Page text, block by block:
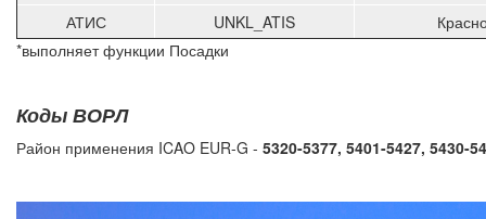
АТИС
UNKL_ATIS
*выполняет функции Посадки
Коды ВОРЛ
Район применения ICAO EUR-G - 5320-5377, 5401-5427, 5430-